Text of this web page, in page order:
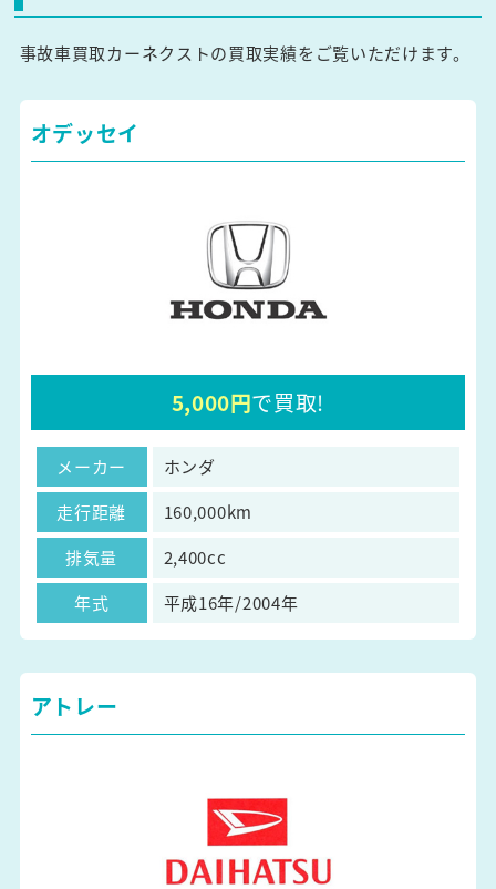
事故車買取カーネクストの買取実績をご覧いただけます。
オデッセイ
5,000円で買取!
メーカー
ホンダ
走行距離
160,000km
排気量
2,400cc
年式
平成16年/2004年
アトレー